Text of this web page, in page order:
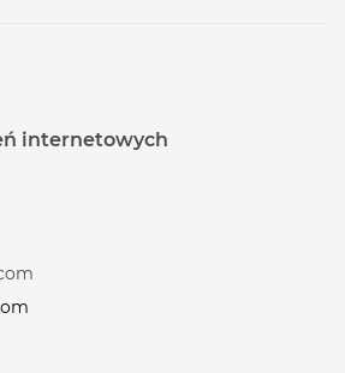
internetowych